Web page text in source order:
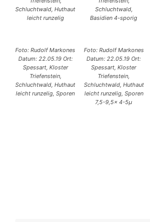
Schluchtwald, Huthaut
leicht runzelig
Schluchtwald,
Basidien 4-sporig
Foto: Rudolf Markones
Datum: 22.05.19 Ort:
Spessart, Kloster
Triefenstein,
Schluchtwald, Huthaut
leicht runzelig, Sporen
Foto: Rudolf Markones
Datum: 22.05.19 Ort:
Spessart, Kloster
Triefenstein,
Schluchtwald, Huthaut
leicht runzelig, Sporen
7,5-9,5x 4-5µ